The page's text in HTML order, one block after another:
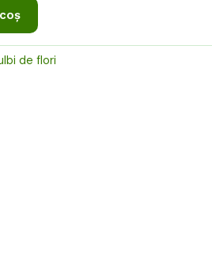
de flori